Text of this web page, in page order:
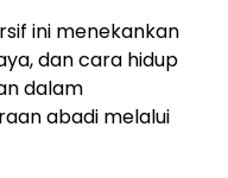
ini menekankan
dan cara hidup
dalam
abadi melalui